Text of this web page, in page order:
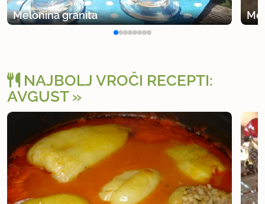
Melonina granita
NAJBOLJ VROČI RECEPTI:
AVGUST